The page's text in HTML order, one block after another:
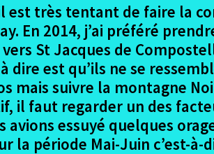
est très tentant de faire la
En 2014, j’ai préféré
St Jacques de
dire est qu’ils ne se
mais suivre la montagne
il faut regarder un des
avions essuyé quelques
la période Mai-Juin c’est-à-